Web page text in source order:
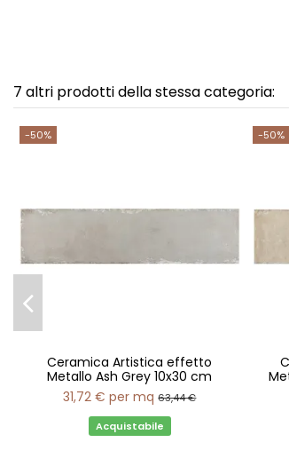
7 altri prodotti della stessa categoria:
-50%
Ceramica Artistica effetto
Metallo Ash Grey 10x30 cm
31,72 € per mq 63,44 €
Acquistabile
-50%